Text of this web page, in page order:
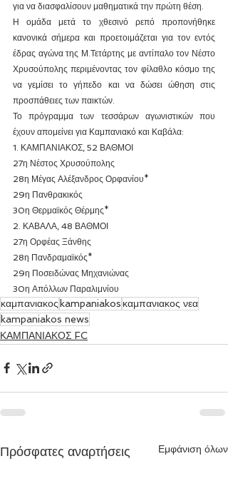
για να διασφαλίσουν μαθηματικά την πρώτη θέση.
Η ομάδα μετά το χθεσινό ρεπό προπονήθηκε
κανονικά σήμερα και προετοιμάζεται για τον εντός
έδρας αγώνα της Μ.Τετάρτης με αντίπαλο τον Νέστο
Χρυσούπολης περιμένοντας τον φίλαθλο κόσμο της
να γεμίσει το γήπεδο και να δώσει ώθηση στις
προσπάθειες των παικτών.
Το πρόγραμμα των τεσσάρων αγωνιστικών που
έχουν απομείνει για Καμπανιακό και Καβάλα:
1. ΚΑΜΠΑΝΙΑΚΟΣ, 52 ΒΑΘΜΟΙ
27η Νέστος Χρυσούπολης
28η Μέγας Αλέξανδρος Ορφανίου*
29η Πανθρακικός
30η Θερμαϊκός Θέρμης*
2. ΚΑΒΑΛΑ, 48 ΒΑΘΜΟΙ
27η Ορφέας Ξάνθης
28η Πανδραμαϊκός*
29η Ποσειδώνας Μηχανιώνας
30η Απόλλων Παραλιμνίου
καμπανιακος kampaniakos καμπανιακος νεα
kampaniakos news
ΚΑΜΠΑΝΙΑΚΟΣ FC
Πρόσφατες αναρτήσεις Εμφάνιση όλων